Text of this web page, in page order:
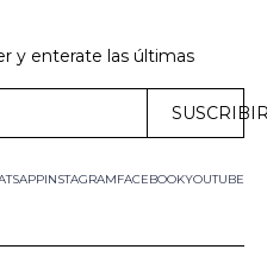
y enterate las últimas
FACEBOOKYOUTUBE
INSTAGRAM